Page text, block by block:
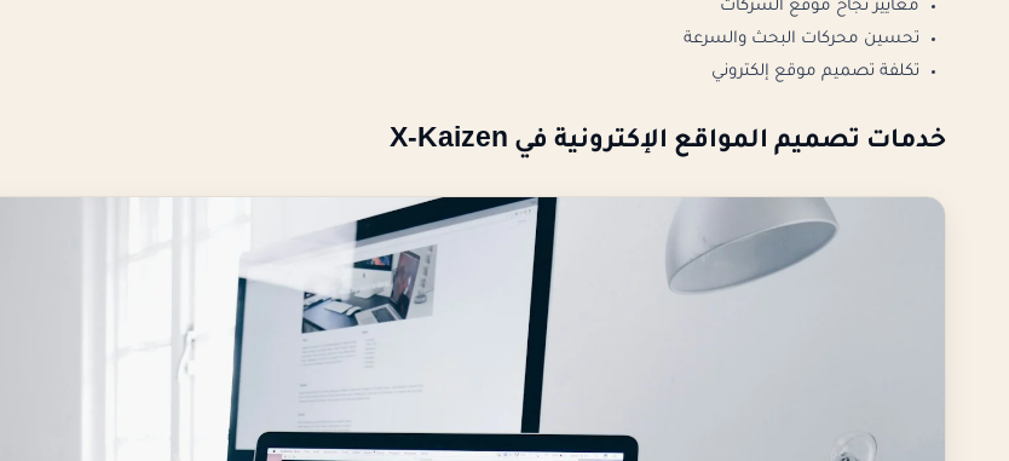
معايير نجاح موقع الشركات
تحسين محركات البحث والسرعة
تكلفة تصميم موقع إلكتروني
خدمات تصميم المواقع الإكترونية في X-Kaizen